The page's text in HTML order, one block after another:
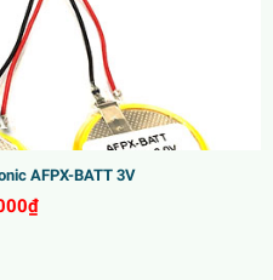
AFPX-BATT 3V